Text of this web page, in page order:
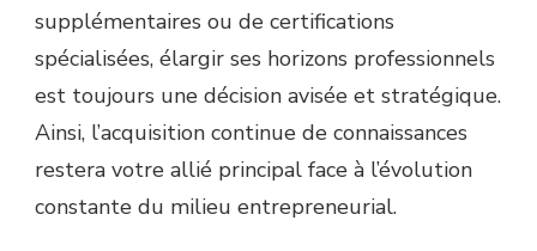
supplémentaires ou de certifications
spécialisées, élargir ses horizons professionnels
est toujours une décision avisée et stratégique.
Ainsi, l’acquisition continue de connaissances
restera votre allié principal face à l’évolution
constante du milieu entrepreneurial.